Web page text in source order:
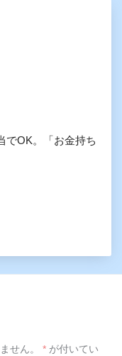
でOK。「お金持ち
せん。 * が付いてい